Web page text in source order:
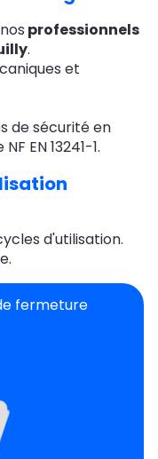
professionnels
.
et
de sécurité en
EN 13241-1.
d'utilisation.
fermeture